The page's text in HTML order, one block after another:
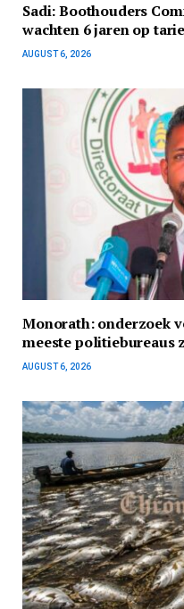
Sadi: Boothouders
wachten 6 jaren op
AUGUST 6, 2026
Monorath: onderzoek
meeste politiebureaus
AUGUST 6, 2026